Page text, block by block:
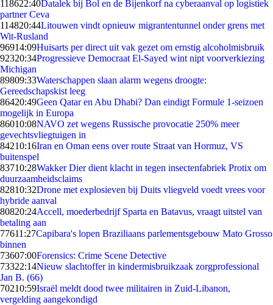
118622:40Datalek bij Bol en de Bijenkorf na cyberaanval op logistiek
partner Ceva
114820:44Litouwen vindt opnieuw migrantentunnel onder grens met
Wit-Rusland
96914:09Huisarts per direct uit vak gezet om ernstig alcoholmisbruik
92320:34Progressieve Democraat El-Sayed wint nipt voorverkiezing
Michigan
89809:33Waterschappen slaan alarm wegens droogte:
Gereedschapskist leeg
86420:49Geen Qatar en Abu Dhabi? Dan eindigt Formule 1-seizoen
mogelijk in Europa
86010:08NAVO zet wegens Russische provocatie 250% meer
gevechtsvliegtuigen in
84210:16Iran en Oman eens over route Straat van Hormuz, VS
buitenspel
83710:28Wakker Dier dient klacht in tegen insectenfabriek Protix om
duurzaamheidsclaims
82810:32Drone met explosieven bij Duits vliegveld voedt vrees voor
hybride aanval
80820:24Accell, moederbedrijf Sparta en Batavus, vraagt uitstel van
betaling aan
77611:27Capibara's lopen Braziliaans parlementsgebouw Mato Grosso
binnen
73607:00Forensics: Crime Scene Detective
73322:14Nieuw slachtoffer in kindermisbruikzaak zorgprofessional
Jan B. (66)
70210:59Israël meldt dood twee militairen in Zuid-Libanon,
vergelding aangekondigd